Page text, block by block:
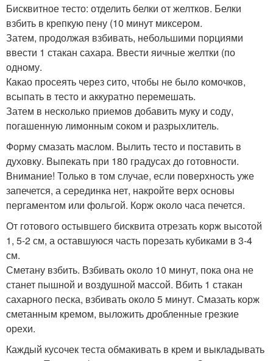
Бисквитное тесто: отделить белки от желтков. Белки
взбить в крепкую пену (10 минут миксером.
Затем, продолжая взбивать, небольшими порциями
ввести 1 стакан сахара. Ввести яичные желтки (по
одному.
Какао просеять через сито, чтобы не было комочков,
всыпать в тесто и аккуратно перемешать.
Затем в несколько приемов добавить муку и соду,
погашенную лимонным соком и разрыхлитель.
Форму смазать маслом. Вылить тесто и поставить в
духовку. Выпекать при 180 градусах до готовности.
Внимание! Только в том случае, если поверхность уже
запечется, а серединка нет, накройте верх основы
пергаментом или фольгой. Корж около часа печется.
От готового остывшего бисквита отрезать корж высотой
1, 5-2 см, а оставшуюся часть порезать кубиками в 3-4
см.
Сметану взбить. Взбивать около 10 минут, пока она не
станет пышной и воздушной массой. Вбить 1 стакан
сахарного песка, взбивать около 5 минут. Смазать корж
сметанным кремом, выложить дробленные грезкие
орехи.
Каждый кусочек теста обмакивать в крем и выкладывать